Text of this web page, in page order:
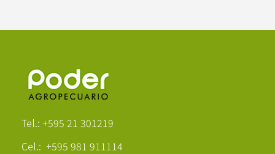
Tel.: +595 21 301219
Cel.: +595 981 911114